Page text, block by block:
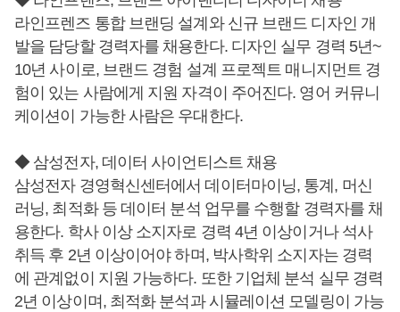
라인프렌즈 통합 브랜딩 설계와 신규 브랜드 디자인 개
발을 담당할 경력자를 채용한다. 디자인 실무 경력 5년~
10년 사이로, 브랜드 경험 설계 프로젝트 매니지먼트 경
험이 있는 사람에게 지원 자격이 주어진다. 영어 커뮤니
케이션이 가능한 사람은 우대한다.
◆ 삼성전자, 데이터 사이언티스트 채용
삼성전자 경영혁신센터에서 데이터마이닝, 통계, 머신
러닝, 최적화 등 데이터 분석 업무를 수행할 경력자를 채
용한다. 학사 이상 소지자로 경력 4년 이상이거나 석사
취득 후 2년 이상이어야 하며, 박사학위 소지자는 경력
에 관계없이 지원 가능하다. 또한 기업체 분석 실무 경력
2년 이상이며, 최적화 분석과 시뮬레이션 모델링이 가능